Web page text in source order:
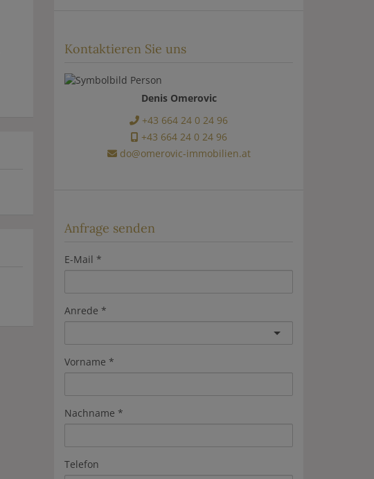
Kontaktieren Sie uns
Denis Omerovic
+43 664 24 0 24 96
+43 664 24 0 24 96
do@omerovic-immobilien.at
Anfrage senden
E-Mail
Anrede
Vorname
Nachname
Telefon